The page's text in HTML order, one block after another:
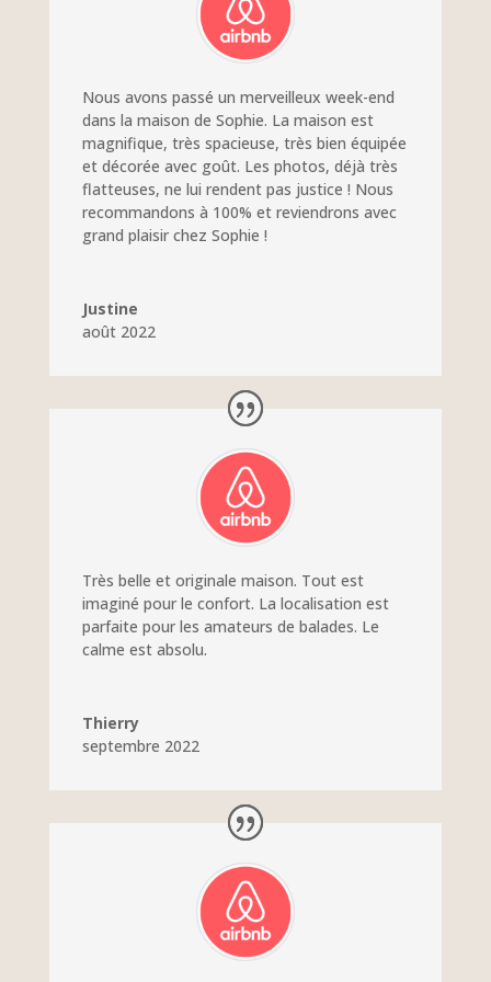
Nous avons passé un merveilleux week-end
dans la maison de Sophie. La maison est
magnifique, très spacieuse, très bien équipée
et décorée avec goût. Les photos, déjà très
flatteuses, ne lui rendent pas justice ! Nous
recommandons à 100% et reviendrons avec
grand plaisir chez Sophie !
Justine
août 2022
Très belle et originale maison. Tout est
imaginé pour le confort. La localisation est
parfaite pour les amateurs de balades. Le
calme est absolu.
Thierry
septembre 2022